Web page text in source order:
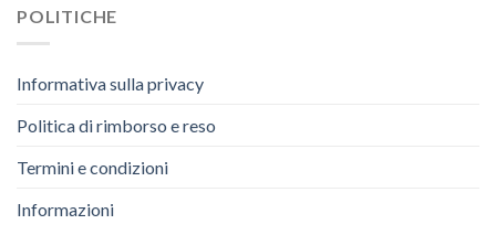
POLITICHE
Informativa sulla privacy
Politica di rimborso e reso
Termini e condizioni
Informazioni